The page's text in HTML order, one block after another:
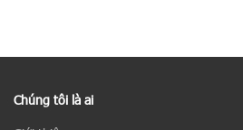
Chúng tôi là ai